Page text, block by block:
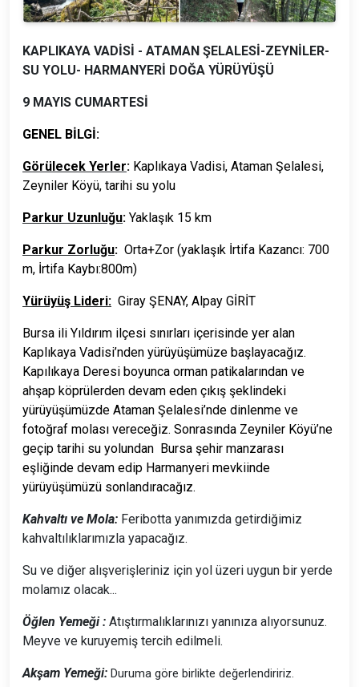
KAPLIKAYA VADİSİ - ATAMAN ŞELALESİ-ZEYNİLER-
SU YOLU- HARMANYERİ DOĞA YÜRÜYÜŞÜ
9 MAYIS CUMARTESİ
GENEL BİLGİ:
Görülecek Yerler: Kaplıkaya Vadisi, Ataman Şelalesi,
Zeyniler Köyü, tarihi su yolu
Parkur Uzunluğu: Yaklaşık 15 km
Parkur Zorluğu: Orta+Zor (yaklaşık İrtifa Kazancı: 700
m, İrtifa Kaybı:800m)
Yürüyüş Lideri: Giray ŞENAY, Alpay GİRİT
Bursa ili Yıldırım ilçesi sınırları içerisinde yer alan
Kaplıkaya Vadisi’nden yürüyüşümüze başlayacağız.
Kapılıkaya Deresi boyunca orman patikalarından ve
ahşap köprülerden devam eden çıkış şeklindeki
yürüyüşümüzde Ataman Şelalesi’nde dinlenme ve
fotoğraf molası vereceğiz. Sonrasında Zeyniler Köyü’ne
geçip tarihi su yolundan Bursa şehir manzarası
eşliğinde devam edip Harmanyeri mevkiinde
yürüyüşümüzü sonlandıracağız.
Kahvaltı ve Mola: Feribotta yanımızda getirdiğimiz
kahvaltılıklarımızla yapacağız.
Su ve diğer alışverişleriniz için yol üzeri uygun bir yerde
molamız olacak...
Öğlen Yemeği : Atıştırmalıklarınızı yanınıza alıyorsunuz.
Meyve ve kuruyemiş tercih edilmeli.
Akşam Yemeği: Duruma göre birlikte değerlendiririz.